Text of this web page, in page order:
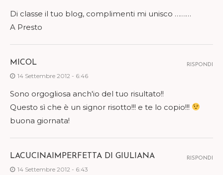
Di classe il tuo blog, complimenti mi unisco ………
A Presto
MICOL
14 Settembre 2012 - 6:46
Sono orgogliosa anch'io del tuo risultato!!
Questo sì che è un signor risotto!!! e te lo copio!!!
buona giornata!
RISPONDI
LACUCINAIMPERFETTA DI GIULIANA
14 Settembre 2012 - 6:43
RISPONDI